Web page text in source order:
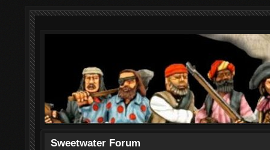
Sweetwater Forum